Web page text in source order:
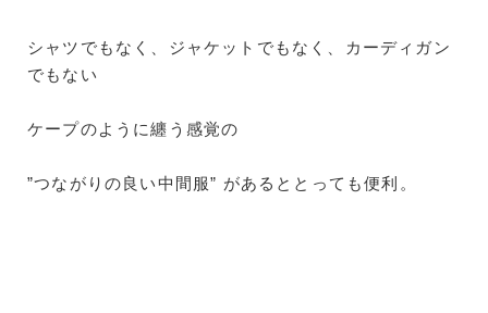
シャツでもなく、ジャケットでもなく、カーディガン
でもない
ケープのように纏う感覚の
”つながりの良い中間服” があるととっても便利。